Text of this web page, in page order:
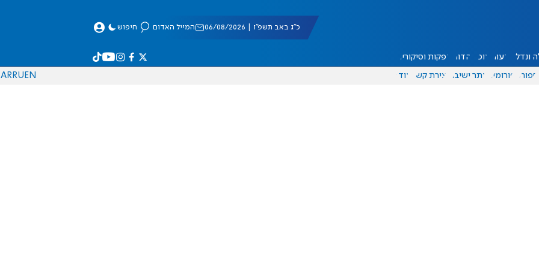
כ"ג באב תשפ"ו | 06/08/2026 המייל האדום חיפוש
ונדל"ן דעות אוכל יהדות הפקות וסיקורים
ספורט פורומים אתר ישיבה יצירת קשר עוד EN
RU
AR